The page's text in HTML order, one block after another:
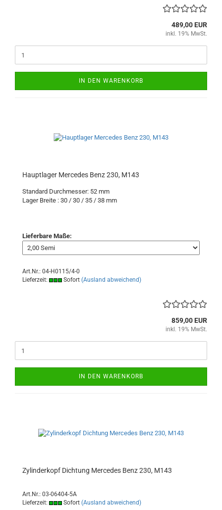
489,00 EUR
inkl. 19% MwSt.
IN DEN WARENKORB
Hauptlager Mercedes Benz 230, M143
Standard Durchmesser: 52 mm
Lager Breite : 30 / 30 / 35 / 38 mm
Lieferbare Maße:
Art.Nr.: 04-H0115/4-0
Lieferzeit:
Sofort (Ausland abweichend)
859,00 EUR
inkl. 19% MwSt.
IN DEN WARENKORB
Zylinderkopf Dichtung Mercedes Benz 230, M143
Art.Nr.: 03-06404-5A
Lieferzeit:
Sofort (Ausland abweichend)